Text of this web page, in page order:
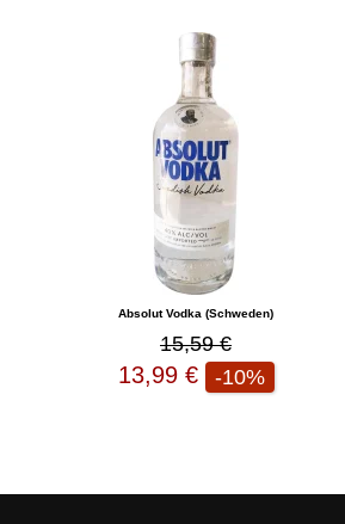
Absolut Vodka (Schweden)
15,59 €
13,99 € -10%